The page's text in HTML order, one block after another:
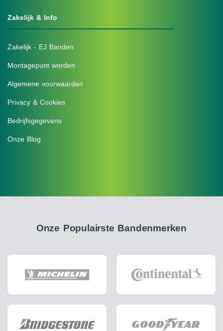
Zakelijk & Info
Zakelijk - EJ Banden
Montagepunt worden
Algemene voorwaarden
Privacy & Cookies
Bedrijfsgegevens
Onze Blog
Onze Populairste Bandenmerken